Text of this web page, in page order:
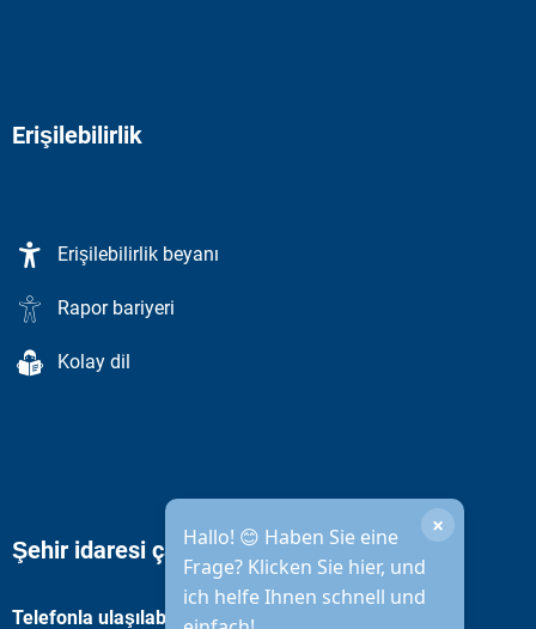
Erişilebilirlik
Erişilebilirlik beyanı
Rapor bariyeri
Kolay dil
Hallo! 😊 Haben Sie eine
Frage? Klicken Sie hier, und
ich helfe Ihnen schnell und
×
Şehir idaresi çalışma saatleri
Telefonla ulaşılabilirlik